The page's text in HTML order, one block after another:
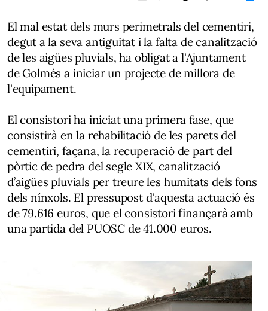
El mal estat dels murs perimetrals del cementiri,
degut a la seva antiguitat i la falta de canalització
de les aigües pluvials, ha obligat a l'Ajuntament
de Golmés a iniciar un projecte de millora de
l'equipament.
El consistori ha iniciat una primera fase, que
consistirà en la rehabilitació de les parets del
cementiri, façana, la recuperació de part del
pòrtic de pedra del segle XIX, canalització
d’aigües pluvials per treure les humitats dels fons
dels nínxols. El pressupost d'aquesta actuació és
de 79.616 euros, que el consistori finançarà amb
una partida del PUOSC de 41.000 euros.